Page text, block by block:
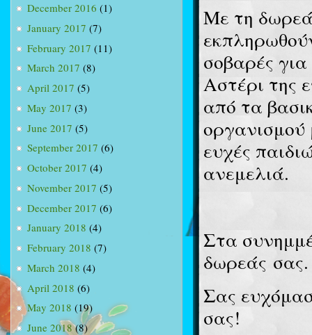
December 2016 (1)
January 2017 (7)
February 2017 (11)
March 2017 (8)
April 2017 (5)
May 2017 (3)
June 2017 (5)
September 2017 (6)
October 2017 (4)
November 2017 (5)
December 2017 (6)
January 2018 (4)
February 2018 (7)
March 2018 (4)
April 2018 (6)
May 2018 (19)
June 2018(8)
Με τη δωρεά
σοβαρές
Αστέρι της
από τα
ευχές
ανεμελιά.
Στα
δωρεάς σας.
Σας
σας!